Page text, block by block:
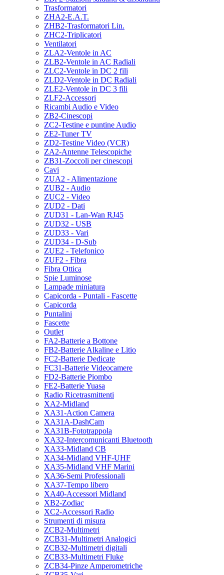
Trasformatori
ZHA2-E.A.T.
ZHB2-Trasformatori Lin.
ZHC2-Triplicatori
Ventilatori
ZLA2-Ventole in AC
ZLB2-Ventole in AC Radiali
ZLC2-Ventole in DC 2 fili
ZLD2-Ventole in DC Radiali
ZLE2-Ventole in DC 3 fili
ZLF2-Accessori
Ricambi Audio e Video
ZB2-Cinescopi
ZC2-Testine e puntine Audio
ZE2-Tuner TV
ZD2-Testine Video (VCR)
ZA2-Antenne Telescopiche
ZB31-Zoccoli per cinescopi
Cavi
ZUA2 - Alimentazione
ZUB2 - Audio
ZUC2 - Video
ZUD2 - Dati
ZUD31 - Lan-Wan RJ45
ZUD32 - USB
ZUD33 - Vari
ZUD34 - D-Sub
ZUE2 - Telefonico
ZUF2 - Fibra
Fibra Ottica
Spie Luminose
Lampade miniatura
Capicorda - Puntali - Fascette
Capicorda
Puntalini
Fascette
Outlet
FA2-Batterie a Bottone
FB2-Batterie Alkaline e Litio
FC2-Batterie Dedicate
FC31-Batterie Videocamere
FD2-Batterie Piombo
FE2-Batterie Yuasa
Radio Ricetrasmittenti
XA2-Midland
XA31-Action Camera
XA31A-DashCam
XA31B-Fototrappola
XA32-Intercomunicanti Bluetooth
XA33-Midland CB
XA34-Midland VHF-UHF
XA35-Midland VHF Marini
XA36-Semi Professionali
XA37-Tempo libero
XA40-Accessori Midland
XB2-Zodiac
XC2-Accessori Radio
Strumenti di misura
ZCB2-Multimetri
ZCB31-Multimetri Analogici
ZCB32-Multimetri digitali
ZCB33-Multimetri Fluke
ZCB34-Pinze Amperometriche